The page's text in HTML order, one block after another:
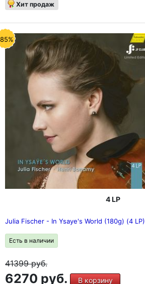
Хит продаж
4 LP
Julia Fischer - In Ysaye's World (180g) (4 LP)
Есть в наличии
41399руб.
6270 руб. В корзину